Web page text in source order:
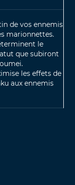
de vos ennemis
marionnettes.
le
que subiront
les effets de
aux ennemis